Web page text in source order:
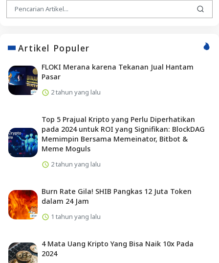
Artikel Populer
FLOKI Merana karena Tekanan Jual Hantam
Pasar
2 tahun yang lalu
Top 5 Prajual Kripto yang Perlu Diperhatikan
pada 2024 untuk ROI yang Signifikan: BlockDAG
Memimpin Bersama Memeinator, Bitbot &
Meme Moguls
2 tahun yang lalu
Burn Rate Gila! SHIB Pangkas 12 Juta Token
dalam 24 Jam
1 tahun yang lalu
4 Mata Uang Kripto Yang Bisa Naik 10x Pada
2024